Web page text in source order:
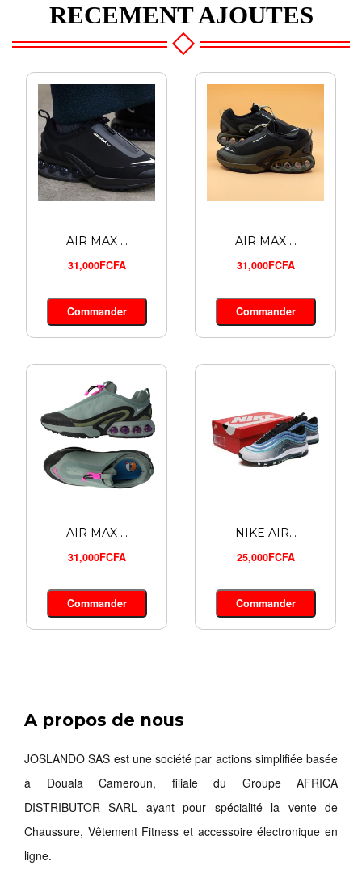
RECEMENT AJOUTES
AIR MAX ...
31,000FCFA
Commander
AIR MAX ...
31,000FCFA
Commander
AIR MAX ...
31,000FCFA
Commander
NIKE AIR...
25,000FCFA
Commander
A propos de nous
JOSLANDO SAS est une société par actions simplifiée basée
à Douala Cameroun, filiale du Groupe AFRICA
DISTRIBUTOR SARL ayant pour spécialité la vente de
Chaussure, Vêtement Fitness et accessoire électronique en
ligne.